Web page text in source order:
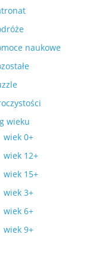
naukowe
wieku
wiek 0+
wiek 12+
wiek 15+
wiek 3+
wiek 6+
wiek 9+